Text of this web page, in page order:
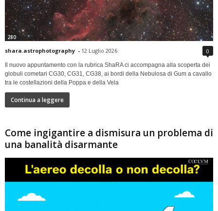
280
shara.astrophotography - 12 Luglio 2026 0
Il nuovo appuntamento con la rubrica ShaRA ci accompagna alla scoperta dei
globuli cometari CG30, CG31, CG38, ai bordi della Nebulosa di Gum a cavallo
tra le costellazioni della Poppa e della Vela
Continua a leggere
Come ingigantire a dismisura un problema di
una banalità disarmante